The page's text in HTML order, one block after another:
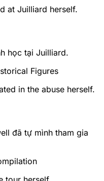
at Juilliard herself.
học tại Juilliard.
Figures
in the abuse herself.
đã tự mình tham gia